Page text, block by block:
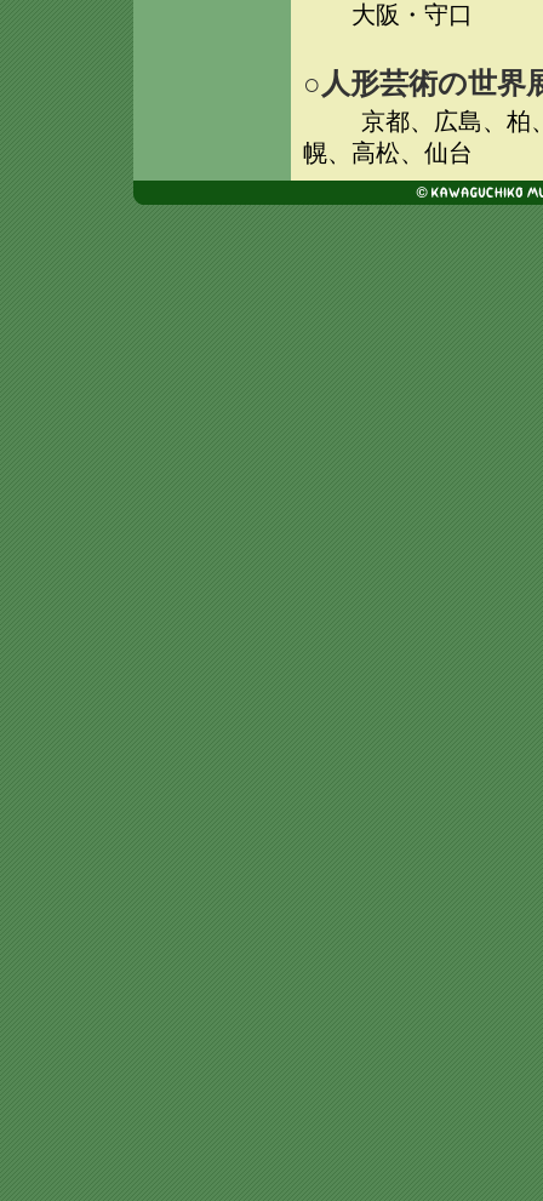
大阪・守口
○人形芸術の世界
京都、広島、柏
幌、高松、仙台